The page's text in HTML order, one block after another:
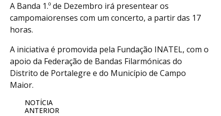
A Banda 1.º de Dezembro irá presentear os
campomaiorenses com um concerto, a partir das 17
horas.
A iniciativa é promovida pela Fundação INATEL, com o
apoio da Federação de Bandas Filarmónicas do
Distrito de Portalegre e do Município de Campo
Maior.
NOTÍCIA
ANTERIOR